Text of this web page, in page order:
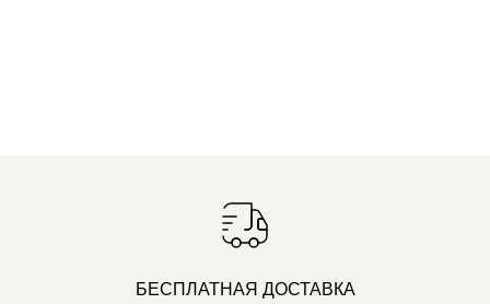
БЕСПЛАТНАЯ ДОСТАВКА